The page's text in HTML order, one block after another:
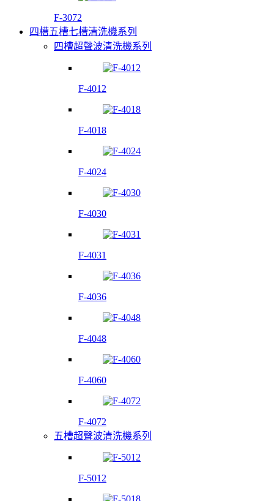
F-3072
四槽五槽七槽清洗機系列
四槽超聲波清洗機系列
F-4012
F-4018
F-4024
F-4030
F-4031
F-4036
F-4048
F-4060
F-4072
五槽超聲波清洗機系列
F-5012